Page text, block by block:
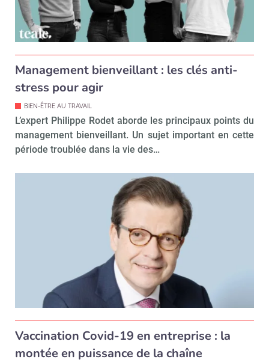
Management bienveillant : les clés anti-
stress pour agir
BIEN-ÊTRE AU TRAVAIL
L’expert Philippe Rodet aborde les principaux points du
management bienveillant. Un sujet important en cette
période troublée dans la vie des…
Vaccination Covid-19 en entreprise : la
montée en puissance de la chaîne
Recevoir RH Matin Abonnez-
Valider
Non merci, je reçois déjà
!
tard